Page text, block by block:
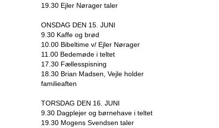
19.30 Ejler Nørager taler
ONSDAG DEN 15. JUNI
9.30 Kaffe og brød
10.00 Bibeltime v/ Ejler Nørager
11.00 Bedemøde i teltet
17.30 Fællesspisning
18.30 Brian Madsen, Vejle holder
familieaften
TORSDAG DEN 16. JUNI
9.30 Dagplejer og børnehave i teltet
19.30 Mogens Svendsen taler